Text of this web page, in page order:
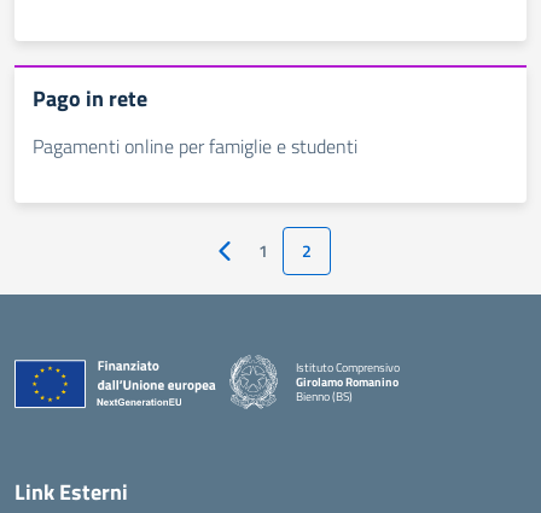
Pago in rete
Pagamenti online per famiglie e studenti
Pagina precedente
1 2
Istituto Comprensivo
Girolamo Romanino
Bienno (BS)
Link Esterni